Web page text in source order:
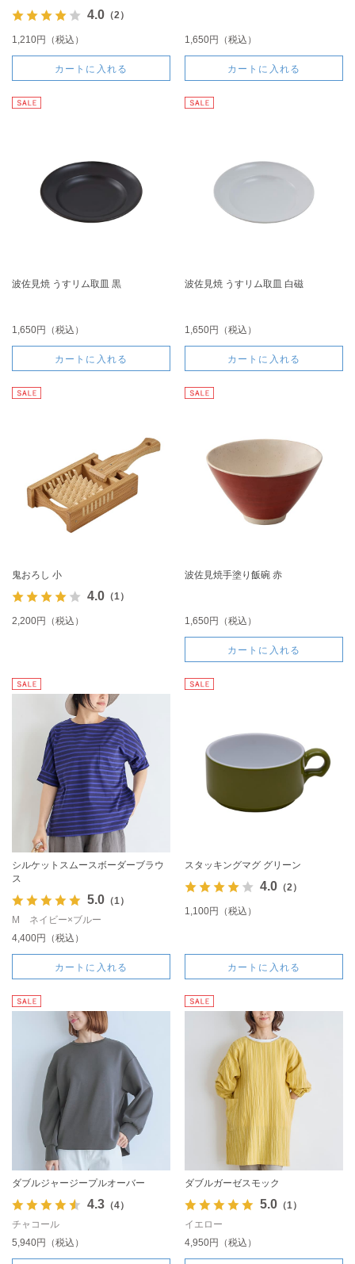
4.0（2）
1,210円（税込）
カートに入れる
1,650円（税込）
カートに入れる
波佐見焼 うすリム取皿 黒
1,650円（税込）
カートに入れる
波佐見焼 うすリム取皿 白磁
1,650円（税込）
カートに入れる
鬼おろし 小
4.0（1）
2,200円（税込）
波佐見焼手塗り飯碗 赤
1,650円（税込）
カートに入れる
シルケットスムースボーダーブラウ
ス
5.0（1）
M ネイビー×ブルー
4,400円（税込）
カートに入れる
スタッキングマグ グリーン
4.0（2）
1,100円（税込）
カートに入れる
ダブルジャージープルオーバー
4.3（4）
チャコール
5,940円（税込）
ダブルガーゼスモック
5.0（1）
イエロー
4,950円（税込）